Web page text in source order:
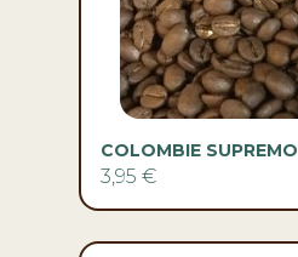
COLOMBIE SUPREMO
3,95 €